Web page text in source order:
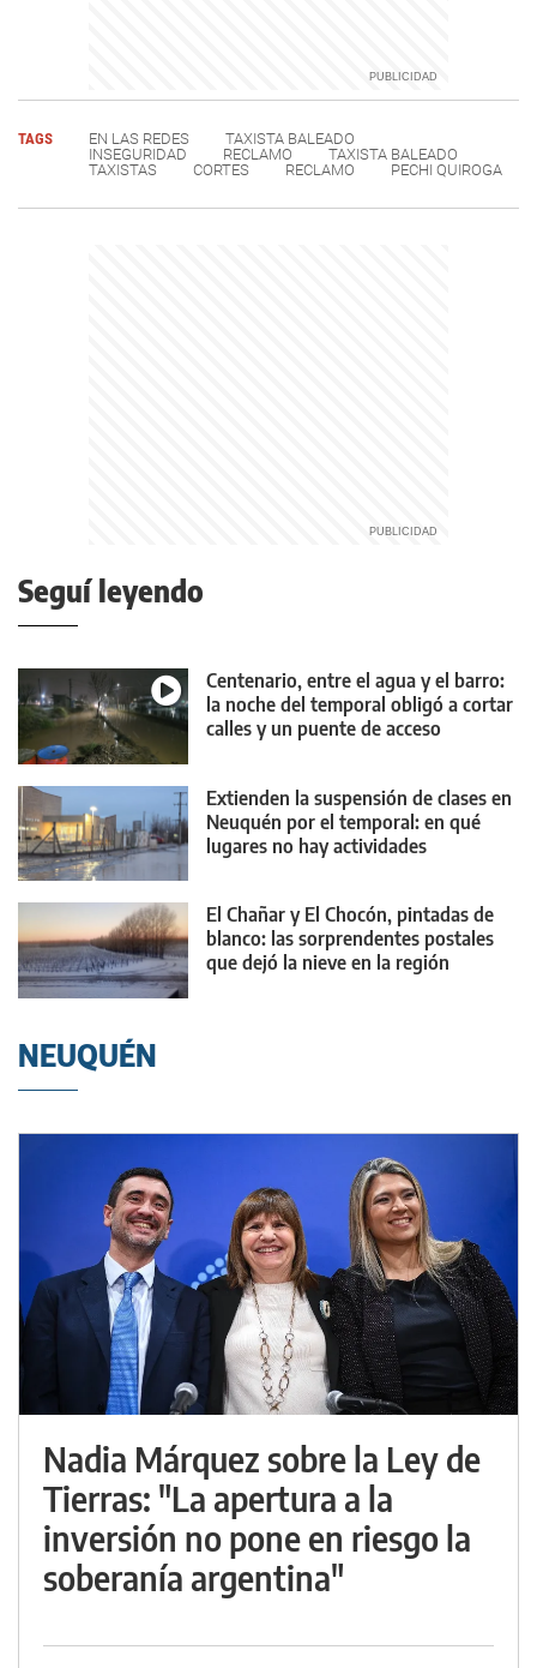
TAGS EN LAS REDES
TAXISTA BALEADO
INSEGURIDAD
RECLAMO
TAXISTA BALEADO
TAXISTAS
CORTES RECLAMO PECHI QUIROGA
Seguí leyendo
Centenario, entre el agua y el barro:
la noche del temporal obligó a cortar
calles y un puente de acceso
Extienden la suspensión de clases en
Neuquén por el temporal: en qué
lugares no hay actividades
El Chañar y El Chocón, pintadas de
blanco: las sorprendentes postales
que dejó la nieve en la región
NEUQUÉN
Nadia Márquez sobre la Ley de
Tierras: "La apertura a la
inversión no pone en riesgo la
soberanía argentina"